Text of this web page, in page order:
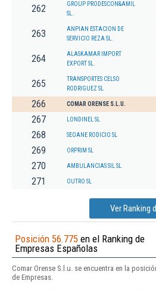
262
GROUP PRODESCON&AMIL
SL.
263
ANPIAN ESTACION DE
SERVICIO REZA SL.
264
ALASKAMAR IMPORT
EXPORT SL.
265
TRANSPORTES CELSO
RODRIGUEZ SL
266 COMAR ORENSE S.L.U.
267 LONDINEL SL
268 SEOANE RODICIO SL
269 ORPRIM SL
270 AMBULANCIAS SIL SL
271 OUTRO SL
Ver Ranking
Posición 56.775 en el Ranking de
Empresas Españolas
Comar Orense S.l.u. se encuentra en la
de Empresas.